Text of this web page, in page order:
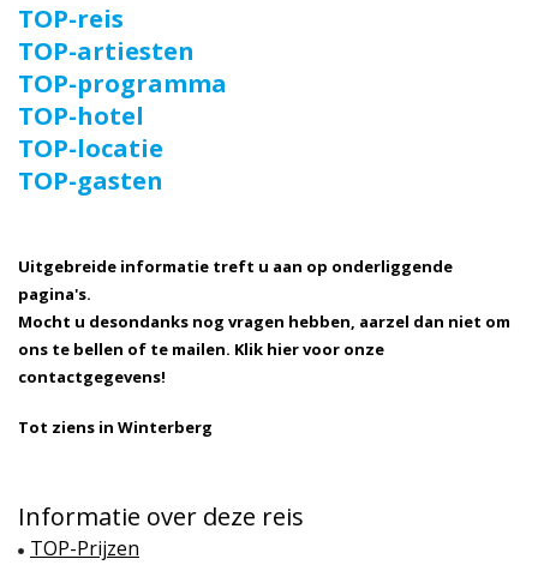
TOP-reis
TOP-artiesten
TOP-programma
TOP-hotel
TOP-locatie
TOP-gasten
Uitgebreide informatie treft u aan op onderliggende
pagina's.
Mocht u desondanks nog vragen hebben, aarzel dan niet om
ons te bellen of te mailen. Klik hier voor onze
contactgegevens!
Tot ziens in Winterberg
Informatie over deze reis
TOP-Prijzen